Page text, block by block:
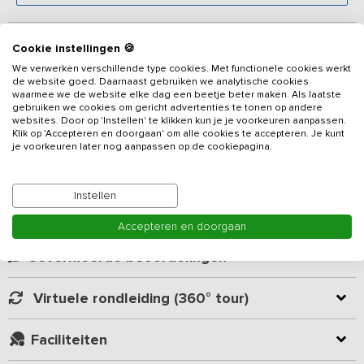
Beschrijving
Bent u op zoek naar een unieke vergader accommodatie voor uw
zakelijke bijeenkomst of workshop? Boven op de stuwwal nabij
Nijmegen vindt u dit statige landhuis met uitzicht over de
Ooijpolder. De vakantiewoning is 2.5 jaar onder architectuur
compleet gerenoveerd en in zijn oude glorie hersteld met
geschiedenis van het pand en zijn omgeving uit.
Een warm en persoonlijk onthaal, een eigentijds en smaakvol
interieur, een grote compleet ingerichte keuken, twee
linnengoed, televisie op de kamer en luxe badkamer met zachte
handdoeken, een inloopdouche en toilet. Hartelijk welkom in dit
super de luxe vakantieadres gelegen op een stuwwal in het
bosrijke buitengebied van de omgeving Nijmegen.
Kamer indeling
Geverifieerde beoordelingen
Virtuele rondleiding (360° tour)
Faciliteiten
Cookie instellingen 🍪
We verwerken verschillende type cookies. Met functionele cookies werkt
de website goed. Daarnaast gebruiken we analytische cookies
waarmee we de website elke dag een beetje beter maken. Als laatste
gebruiken we cookies om gericht advertenties te tonen op andere
websites. Door op 'Instellen' te klikken kun je je voorkeuren aanpassen.
Klik op 'Accepteren en doorgaan' om alle cookies te accepteren. Je kunt
je voorkeuren later nog aanpassen op de cookiepagina.
Instellen
Accepteren en doorgaan